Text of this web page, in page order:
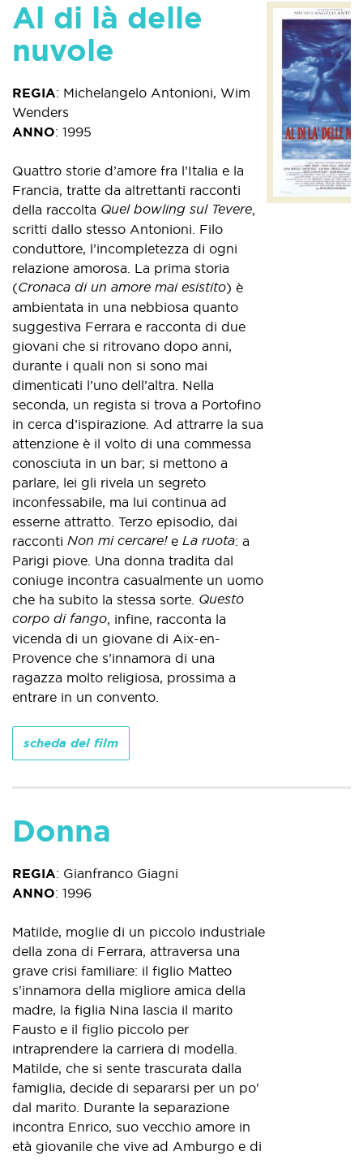
Al di là delle
nuvole
REGIA: Michelangelo Antonioni, Wim
Wenders
ANNO: 1995
Quattro storie d’amore fra l’Italia e la
Francia, tratte da altrettanti racconti
della raccolta Quel bowling sul Tevere,
scritti dallo stesso Antonioni. Filo
conduttore, l’incompletezza di ogni
relazione amorosa. La prima storia
(Cronaca di un amore mai esistito) è
ambientata in una nebbiosa quanto
suggestiva Ferrara e racconta di due
giovani che si ritrovano dopo anni,
durante i quali non si sono mai
dimenticati l’uno dell’altra. Nella
seconda, un regista si trova a Portofino
in cerca d’ispirazione. Ad attrarre la sua
attenzione è il volto di una commessa
conosciuta in un bar; si mettono a
parlare, lei gli rivela un segreto
inconfessabile, ma lui continua ad
esserne attratto. Terzo episodio, dai
racconti Non mi cercare!e La ruota: a
Parigi piove. Una donna tradita dal
coniuge incontra casualmente un uomo
che ha subito la stessa sorte. Questo
corpo di fango, infine, racconta la
vicenda di un giovane di Aix-en-
Provence che s’innamora di una
ragazza molto religiosa, prossima a
entrare in un convento.
scheda del film
Donna
REGIA: Gianfranco Giagni
ANNO: 1996
Matilde, moglie di un piccolo industriale
della zona di Ferrara, attraversa una
grave crisi familiare: il figlio Matteo
s'innamora della migliore amica della
madre, la figlia Nina lascia il marito
Fausto e il figlio piccolo per
intraprendere la carriera di modella.
Matilde, che si sente trascurata dalla
famiglia, decide di separarsi per un po'
dal marito. Durante la separazione
incontra Enrico, suo vecchio amore in
età giovanile che vive ad Amburgo e di